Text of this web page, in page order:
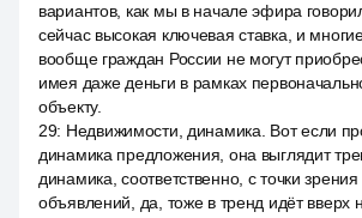
вариантов, как мы в начале эфира
сейчас высокая ключевая ставка, и
вообще граждан России не могут
имея даже деньги в рамках
объекту.
29: Недвижимости, динамика. Вот если
динамика предложения, она выглядит
динамика, соответственно, с точки
объявлений, да, тоже в тренд идёт вверх